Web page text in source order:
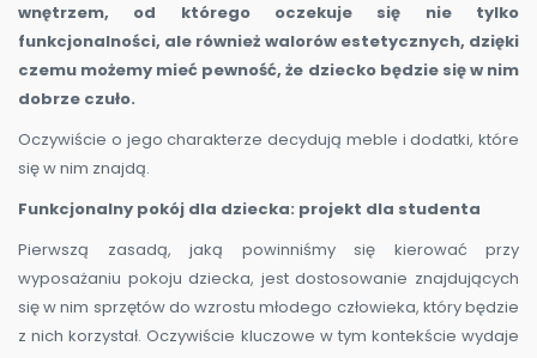
wnętrzem, od którego oczekuje się nie tylko
funkcjonalności, ale również walorów estetycznych, dzięki
czemu możemy mieć pewność, że dziecko będzie się w nim
dobrze czuło.
Oczywiście o jego charakterze decydują meble i dodatki, które
się w nim znajdą.
Funkcjonalny pokój dla dziecka: projekt dla studenta
Pierwszą zasadą, jaką powinniśmy się kierować przy
wyposażaniu pokoju dziecka, jest dostosowanie znajdujących
się w nim sprzętów do wzrostu młodego człowieka, który będzie
z nich korzystał. Oczywiście kluczowe w tym kontekście wydaje